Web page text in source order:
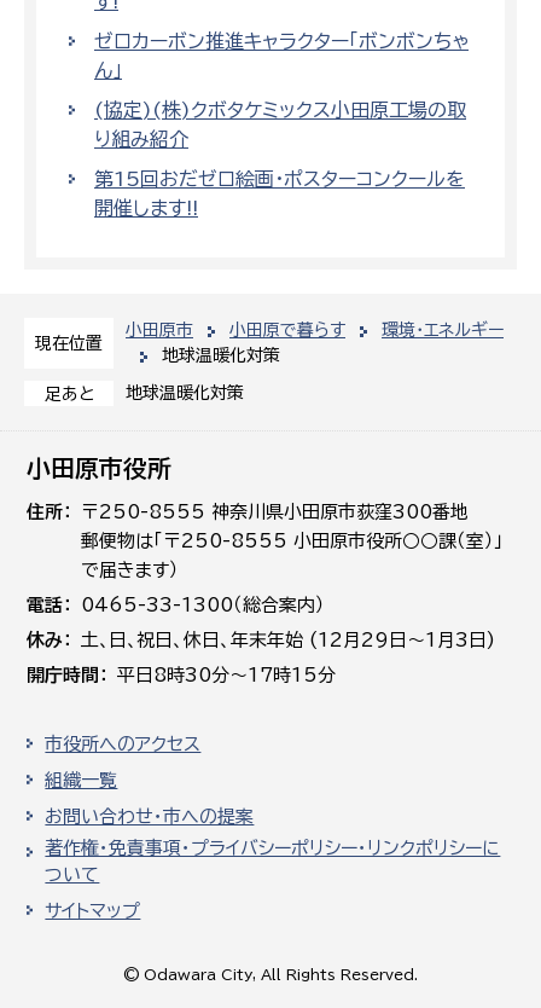
現在位置
小田原市 小田原で暮らす
環境・エネルギー
地球温暖化対策
足あと 地球温暖化対策
ゼロカーボン推進キャラクター「ボンボンちゃ
ん」
(協定)(株)クボタケミックス小田原工場の取
り組み紹介
第15回おだゼロ絵画・ポスターコンクールを
開催します!!
小田原市役所
住所
〒250-8555 神奈川県小田原市荻窪300番地
郵便物は「〒250-8555 小田原市役所○○課（室）」
で届きます）
電話
0465-33-1300（総合案内）
休み
土､日､祝日、休日、年末年始 (12月29日～1月3日)
開庁時間
平日8時30分～17時15分
市役所へのアクセス
組織一覧
お問い合わせ・市への提案
著作権・免責事項・プライバシーポリシー・リンクポリシーに
ついて
サイトマップ
© Odawara City, All Rights Reserved.